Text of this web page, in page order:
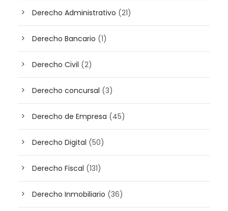
Derecho Administrativo (21)
Derecho Bancario (1)
Derecho Civil (2)
Derecho concursal (3)
Derecho de Empresa (45)
Derecho Digital (50)
Derecho Fiscal (131)
Derecho Inmobiliario (36)